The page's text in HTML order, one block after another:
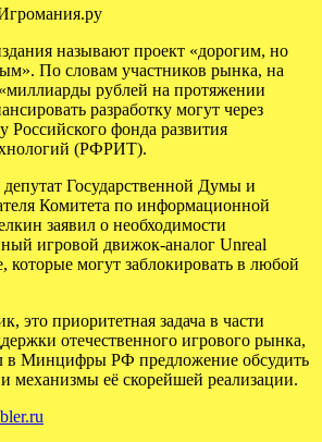
называют проект «дорогим, но
По словам участников рынка, на
рублей на протяжении
разработку могут через
Российского фонда развития
(РФРИТ).
Государственной Думы и
Комитета по информационной
заявил о необходимости
игровой движок-аналог Unreal
которые могут заблокировать в любой
это приоритетная задача в части
отечественного игрового рынка,
в Минцифры РФ предложение обсудить
механизмы её скорейшей реализации.